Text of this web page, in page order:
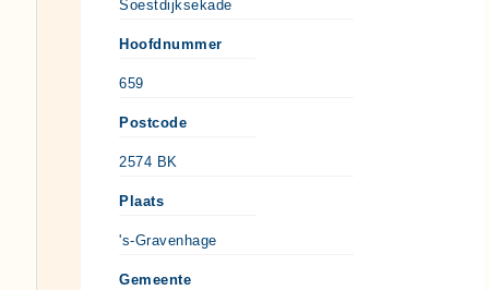
Soestdijksekade
Hoofdnummer
659
Postcode
2574 BK
Plaats
's-Gravenhage
Gemeente